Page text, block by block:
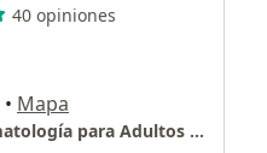
40 opiniones
• Mapa
Mapeo Corporal Total - Dermatología para Adultos y Niños